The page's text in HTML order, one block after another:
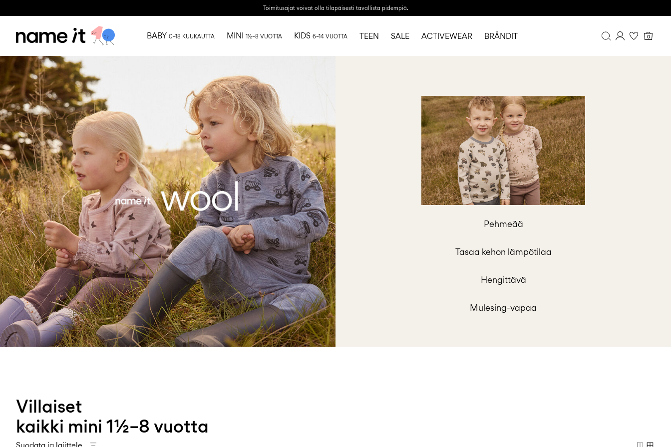
Toimitusajat voivat olla tilapäisesti tavallista pidempiä.
Profiili
Toivelista
FAQ
KIRJAUDU ULOS
0
BABY 0–18 KUUKAUTTA MINI 1½–8 VUOTTA KIDS 6–14 VUOTTA TEEN SALE ACTIVEWEAR BRÄNDIT
Pehmeää
Tasaa kehon lämpötilaa
Hengittävä
Mulesing-vapaa
Villaiset
kaikki mini 1½–8 vuotta
Suodata ja lajittele